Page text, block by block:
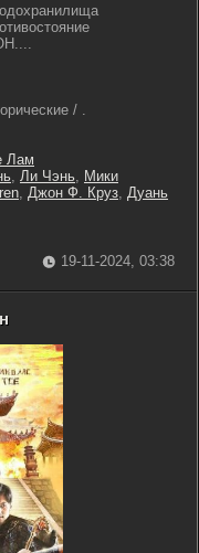
/ .
Лам
, Ли Чэнь, Мики
, Джон Ф. Круз, Дуань
19-11-2024, 03:38